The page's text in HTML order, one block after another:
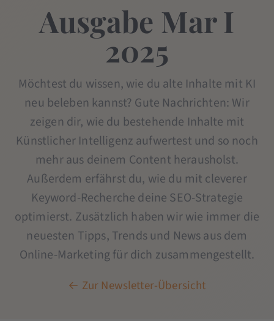
Ausgabe Mar I
2025
Möchtest du wissen, wie du alte Inhalte mit KI
neu beleben kannst? Gute Nachrichten: Wir
zeigen dir, wie du bestehende Inhalte mit
Künstlicher Intelligenz aufwertest und so noch
mehr aus deinem Content herausholst.
Außerdem erfährst du, wie du mit cleverer
Keyword-Recherche deine SEO-Strategie
optimierst. Zusätzlich haben wir wie immer die
neuesten Tipps, Trends und News aus dem
Online-Marketing für dich zusammengestellt.
← Zur Newsletter-Übersicht